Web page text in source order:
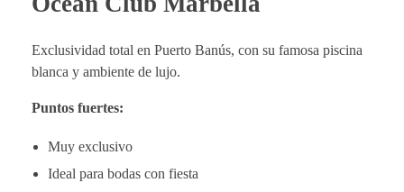
Exclusividad total en Puerto Banús, con su famosa piscina
blanca y ambiente de lujo.
Puntos fuertes:
Muy exclusivo
Ideal para bodas con fiesta